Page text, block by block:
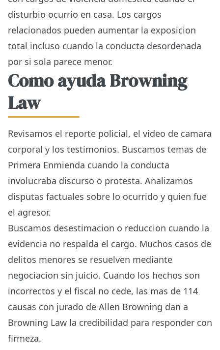
disturbio ocurrio en casa. Los cargos
relacionados pueden aumentar la exposicion
total incluso cuando la conducta desordenada
por si sola parece menor.
Como ayuda Browning
Law
Revisamos el reporte policial, el video de camara
corporal y los testimonios. Buscamos temas de
Primera Enmienda cuando la conducta
involucraba discurso o protesta. Analizamos
disputas factuales sobre lo ocurrido y quien fue
el agresor.
Buscamos desestimacion o reduccion cuando la
evidencia no respalda el cargo. Muchos casos de
delitos menores se resuelven mediante
negociacion sin juicio. Cuando los hechos son
incorrectos y el fiscal no cede, las mas de 114
causas con jurado de Allen Browning dan a
Browning Law la credibilidad para responder con
firmeza.